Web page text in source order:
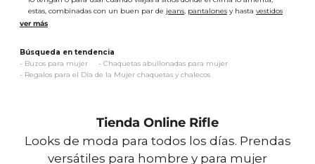
estas, combinadas con un buen par de jeans, pantalones y hasta vestidos
son el complemento ideal para días fríos y divertidos ¡y qué no te falte tu
mujerque tenemos; chaquetas de jean, rompevientos y estampadas.
Para empezar te contamos que la chaqueta que no puede faltar en tu
clóset en definitiva es la chaqueta de jean o denim, es fundamental
estampada: blanca, negra, azul claro y con estampado camo ¡Todas
tienen bolsillos en la parte delantera, algunas vienen con botones y otras
con cierre! Te damos diferentes opciones porque nos adaptamos a tus
gustos y a las tendencias.
Búsqueda en tendencia
- Buzos para mujer - Chaquetas abullonadas para mujer
- Regalos para el Día de la Mujer chaquetas y chalecos
Tienda Online Rifle
Looks de moda para todos los días. Prendas
versátiles para hombre y para mujer